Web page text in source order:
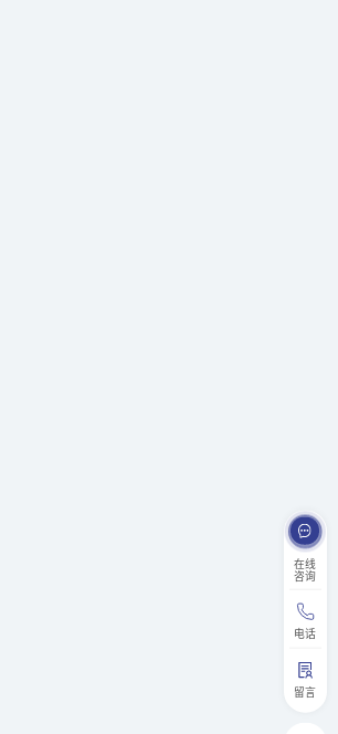
在线
咨询
电话
留言